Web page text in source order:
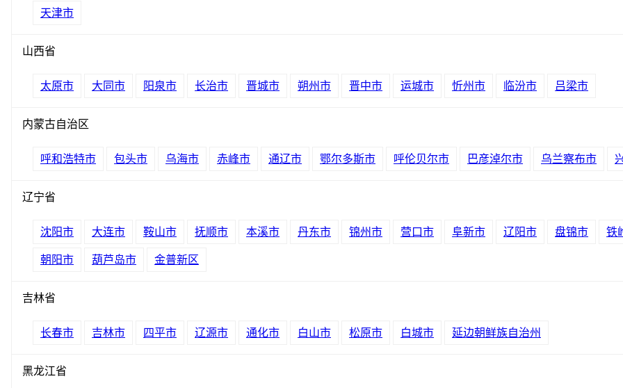
天津市
山西省
太原市 大同市 阳泉市 长治市 晋城市 朔州市 晋中市 运城市 忻州市 临汾市 吕梁市
内蒙古自治区
呼和浩特市 包头市 乌海市 赤峰市 通辽市 鄂尔多斯市 呼伦贝尔市 巴彦淖尔市 乌兰察布市
辽宁省
沈阳市 大连市 鞍山市 抚顺市 本溪市 丹东市 锦州市 营口市 阜新市 辽阳市 盘锦市 铁
朝阳市 葫芦岛市 金普新区
吉林省
长春市 吉林市 四平市 辽源市 通化市 白山市 松原市 白城市 延边朝鲜族自治州
黑龙江省